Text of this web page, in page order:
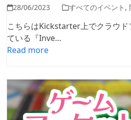
28/06/2023 すべてのイベント ,
こちらはKickstarter上でクラウド
ている『Inve…
Read more